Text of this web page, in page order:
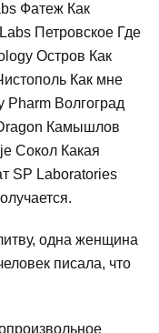
Фатеж Как
Петровское Где
Остров Как
Как мне
Pharm Волгоград
Камышлов
Сокол Какая
SP Laboratories
одна женщина
писала, что